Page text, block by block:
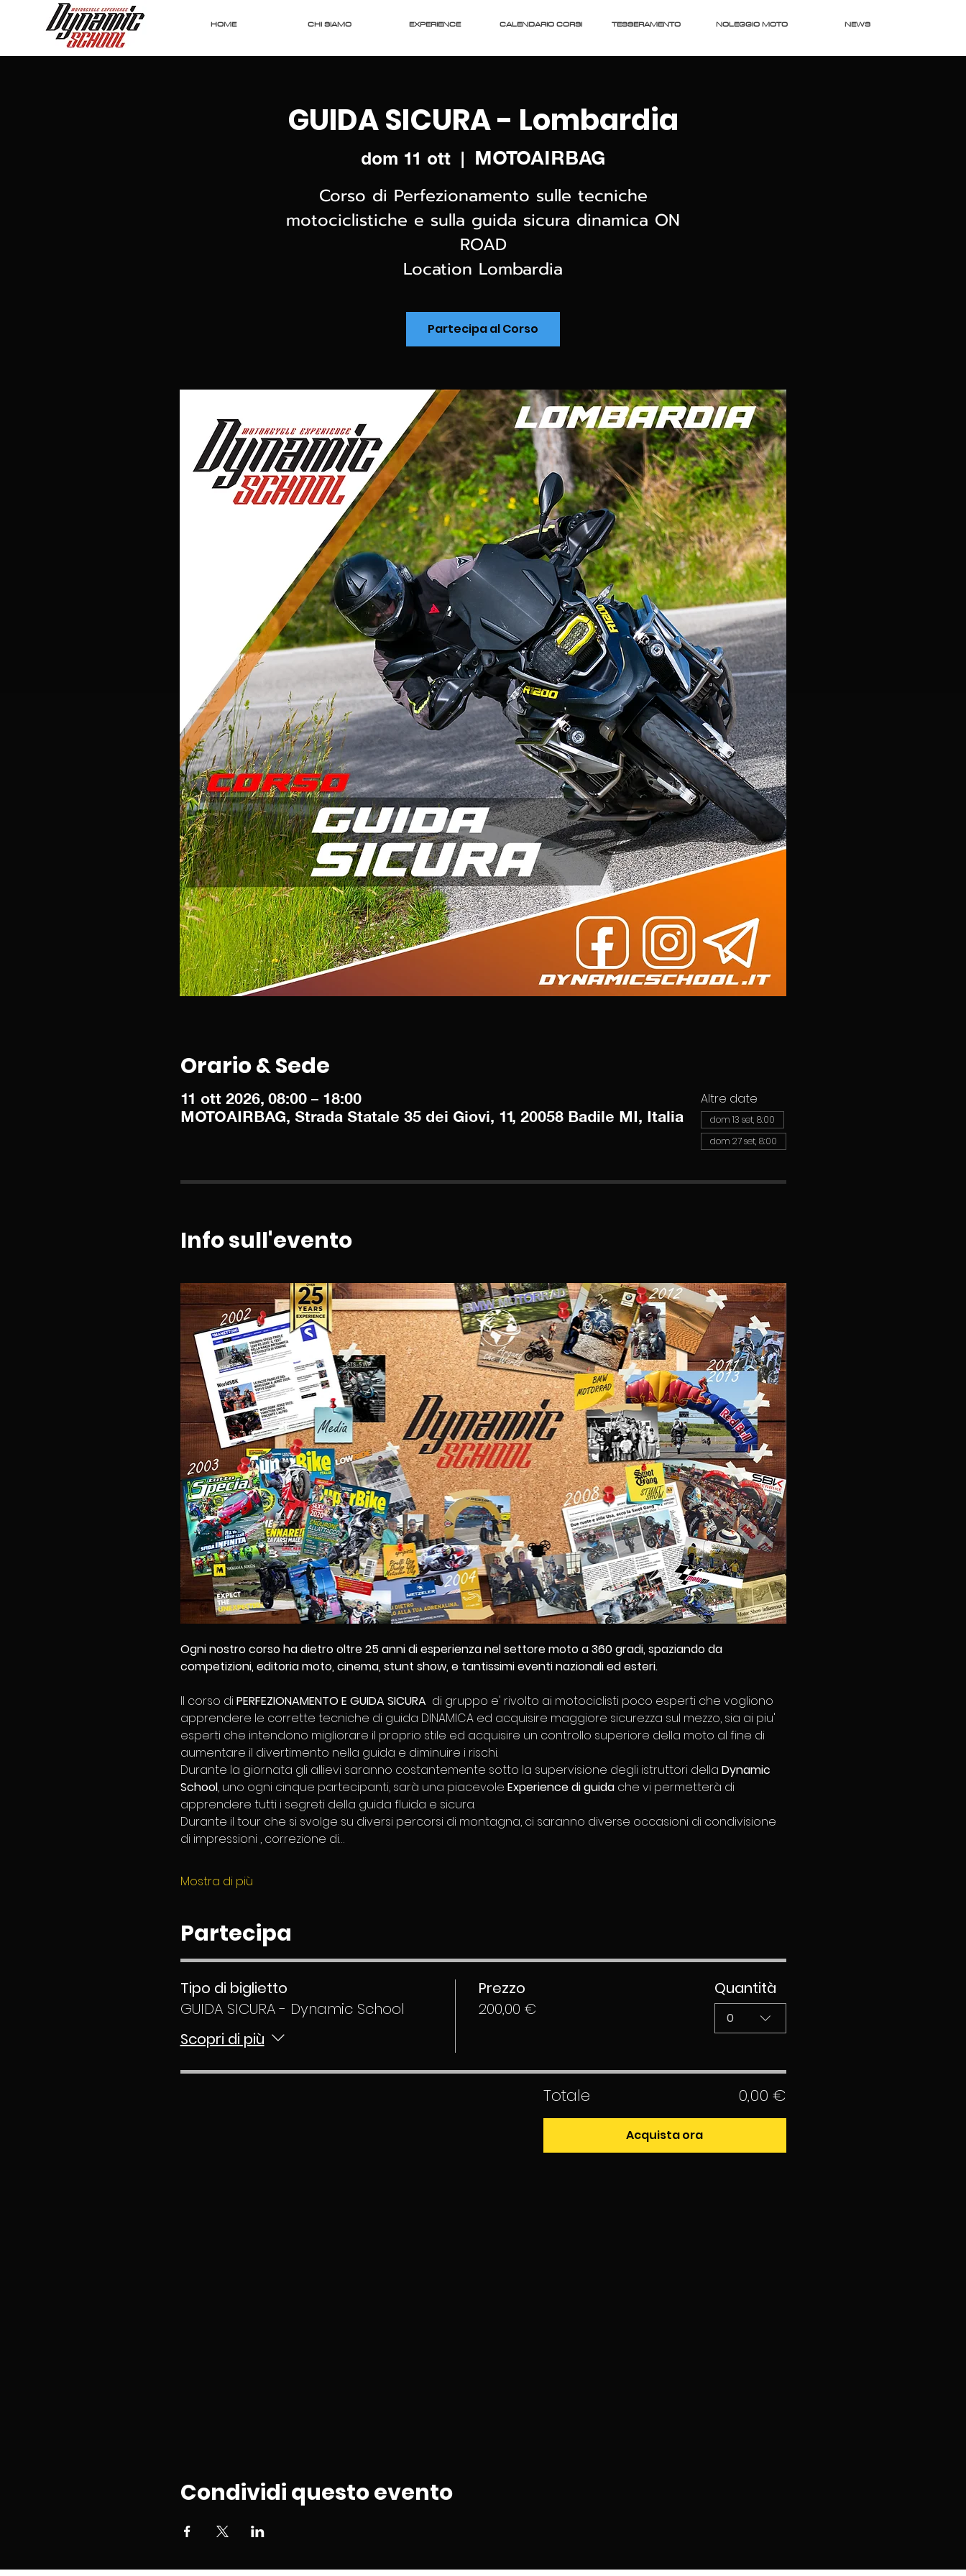
HOME CHI SIAMO EXPERIENCE CALENDARIO CORSI TESSERAMENTO NOLEGGIO MOTO NEWS
GUIDA SICURA - Lombardia
dom 11 ott
  |
MOTOAIRBAG
Corso di Perfezionamento sulle tecniche
motociclistiche e sulla guida sicura dinamica ON
ROAD
Location Lombardia
Partecipa al Corso
Orario & Sede
11 ott 2026, 08:00 – 18:00
MOTOAIRBAG, Strada Statale 35 dei Giovi, 11, 20058 Badile MI, Italia
Altre date
dom 13 set, 8:00
dom 27 set, 8:00
Info sull'evento
Ogni nostro corso ha dietro oltre 25 anni di esperienza nel settore moto a 360 gradi, spaziando da
competizioni, editoria moto, cinema, stunt show, e tantissimi eventi nazionali ed esteri.
Il corso di PERFEZIONAMENTO E GUIDA SICURA
  di gruppo e' rivolto ai motociclisti poco esperti che vogliono
apprendere le corrette tecniche di guida DINAMICA ed acquisire maggiore sicurezza sul mezzo, sia ai piu'
esperti che intendono migliorare il proprio stile ed acquisire un controllo superiore della moto al fine di
aumentare il divertimento nella guida e diminuire i rischi. ​
Durante la giornata gli allievi saranno costantemente sotto la supervisione degli istruttori della Dynamic
School, uno ogni cinque partecipanti, sarà una piacevole Experience di guida che vi permetterà di
apprendere tutti i segreti della guida fluida e sicura.
Durante il tour che si svolge su diversi percorsi di montagna, ci saranno diverse occasioni di condivisione
di impressioni , correzione di…
Mostra di più
Partecipa
Tipo di biglietto
GUIDA SICURA - Dynamic School
Scopri di più
Prezzo
200,00 €
Quantità
0
Totale 0,00 €
Acquista ora
Condividi questo evento